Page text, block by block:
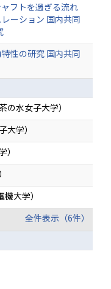
フトを過ぎる流れ
ーション 国内共同
性の研究 国内共同
の水女子大学）
学）
大学）
全件表示（6件）